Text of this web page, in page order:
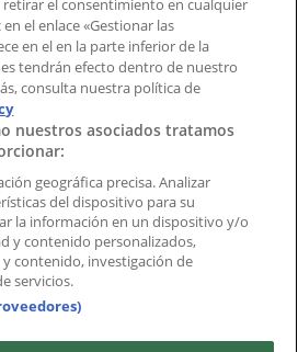
el consentimiento en cualquier
el enlace «Gestionar las
en el en la parte inferior de la
tendrán efecto dentro de nuestro
consulta nuestra política de
nuestros asociados tratamos
geográfica precisa. Analizar
del dispositivo para su
la información en un dispositivo y/o
y contenido personalizados,
contenido, investigación de
servicios.